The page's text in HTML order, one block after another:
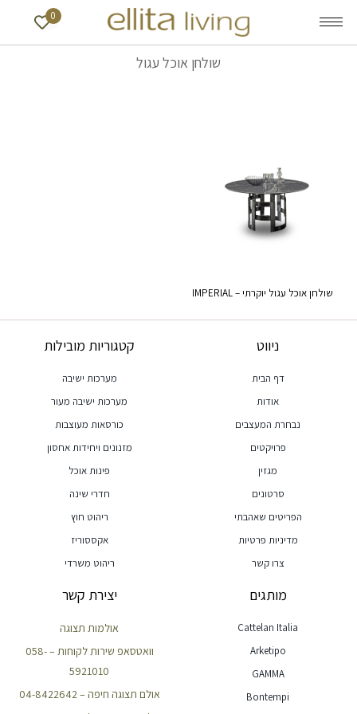
0
שולחן אוכל עגול
שולחן אוכל עגול יוקרתי – IMPERIAL
ניווט
דף הבית
אודות
נבחרת המעצבים
פרויקטים
מגזין
סרטונים
הפריטים שאהבתי
מדיניות פרטיות
צרו קשר
קטגוריות מובילות
מערכות ישיבה
מערכות ישיבה מעור
כורסאות מעוצבות
מזנונים ויחידות אחסון
פינות אוכל
חדרי שינה
ריהוט חוץ
אקססוריז
ריהוט משרדי
מותגים
Cattelan Italia
Arketipo
GAMMA
Bontempi
יצירת קשר
אולמות תצוגה
וואטסאפ שירות לקוחות – 058-
5921010
אולם תצוגה חיפה – 04-8422642